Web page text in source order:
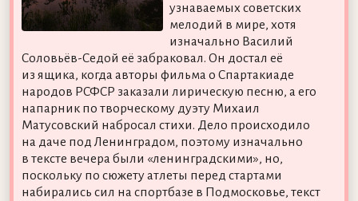
узнаваемых советских
мелодий в мире, хотя
изначально Василий
Соловьёв-Седой её забраковал. Он достал её
из ящика, когда авторы фильма о Спартакиаде
народов РСФСР заказали лирическую песню, а его
напарник по творческому дуэту Михаил
Матусовский набросал стихи. Дело происходило
на даче под Ленинградом, поэтому изначально
в тексте вечера были «ленинградскими», но,
поскольку по сюжету атлеты перед стартами
набирались сил на спортбазе в Подмосковье, текст